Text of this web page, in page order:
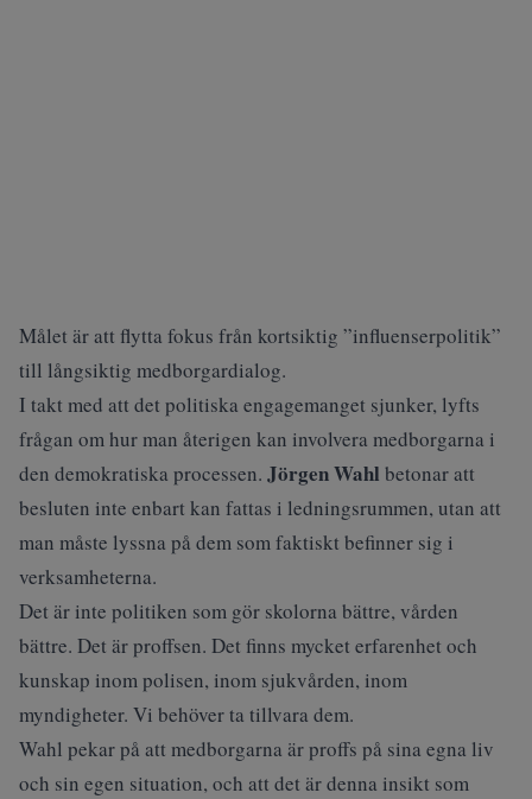
Målet är att flytta fokus från kortsiktig ”influenserpolitik”
till långsiktig medborgardialog.
I takt med att det politiska engagemanget sjunker, lyfts
frågan om hur man återigen kan involvera medborgarna i
den demokratiska processen. Jörgen Wahl betonar att
besluten inte enbart kan fattas i ledningsrummen, utan att
man måste lyssna på dem som faktiskt befinner sig i
verksamheterna.
Det är inte politiken som gör skolorna bättre, vården
bättre. Det är proffsen. Det finns mycket erfarenhet och
kunskap inom polisen, inom sjukvården, inom
myndigheter. Vi behöver ta tillvara dem.
Wahl pekar på att medborgarna är proffs på sina egna liv
och sin egen situation, och att det är denna insikt som